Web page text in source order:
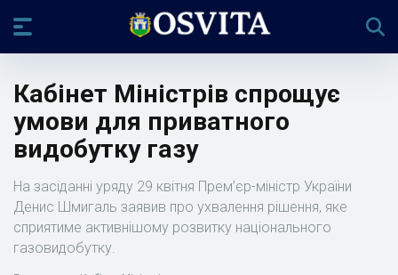
Кабінет Міністрів спрощує
умови для приватного
видобутку газу
На засіданні уряду 29 квітня Прем’єр-міністр України
Денис Шмигаль заявив про ухвалення рішення, яке
сприятиме активнішому розвитку національного
газовидобутку.